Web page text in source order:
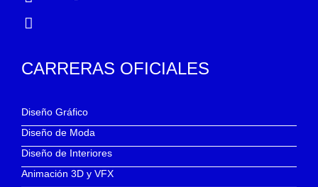
CARRERAS OFICIALES
Diseño Gráfico
Diseño de Moda
Diseño de Interiores
Animación 3D y VFX